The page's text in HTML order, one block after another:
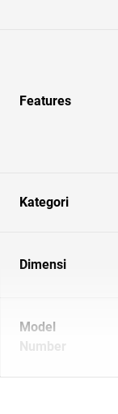
Features
Kategori
Dimensi
Model
Number